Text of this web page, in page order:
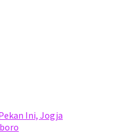
Ini, Jogja